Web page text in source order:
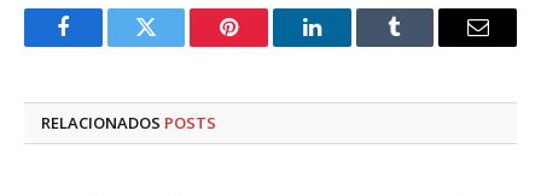
FacebookTwitter Pinterest LinkedInTumblr
E-
RELACIONADOS POSTS